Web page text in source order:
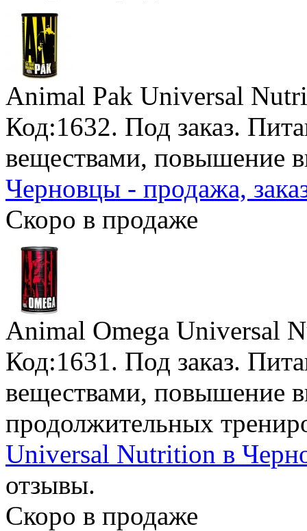
Animal Pak Universal
Код:1632. Под заказ.
веществами, повышение
Черновцы - продажа,
Скоро в продаже
Animal Omega Universal
Код:1631. Под заказ.
веществами, повышение
продолжительных
Universal Nutrition в
отзывы.
Скоро в продаже